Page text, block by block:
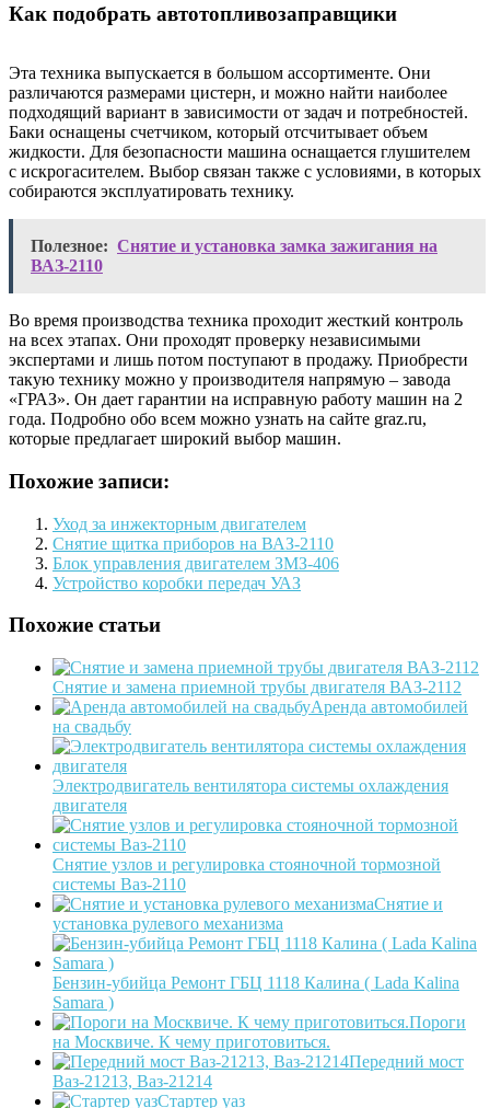
Как подобрать автотопливозаправщики
Эта техника выпускается в большом ассортименте. Они
различаются размерами цистерн, и можно найти наиболее
подходящий вариант в зависимости от задач и потребностей.
Баки оснащены счетчиком, который отсчитывает объем
жидкости. Для безопасности машина оснащается глушителем
с искрогасителем. Выбор связан также с условиями, в которых
собираются эксплуатировать технику.
Полезное: Снятие и установка замка зажигания на
ВАЗ-2110
Во время производства техника проходит жесткий контроль
на всех этапах. Они проходят проверку независимыми
экспертами и лишь потом поступают в продажу. Приобрести
такую технику можно у производителя напрямую – завода
«ГРАЗ». Он дает гарантии на исправную работу машин на 2
года. Подробно обо всем можно узнать на сайте graz.ru,
которые предлагает широкий выбор машин.
Похожие записи:
Уход за инжекторным двигателем
Снятие щитка приборов на ВАЗ-2110
Блок управления двигателем ЗМЗ-406
Устройство коробки передач УАЗ
Похожие статьи
Снятие и замена приемной трубы двигателя ВАЗ-2112
Аренда автомобилей
на свадьбу
Электродвигатель вентилятора системы охлаждения
двигателя
Снятие узлов и регулировка стояночной тормозной
системы Ваз-2110
Снятие и
установка рулевого механизма
Бензин-убийца Ремонт ГБЦ 1118 Калина ( Lada Kalina
Samara )
Пороги
на Москвиче. К чему приготовиться.
Передний мост
Ваз-21213, Ваз-21214
Стартер уаз